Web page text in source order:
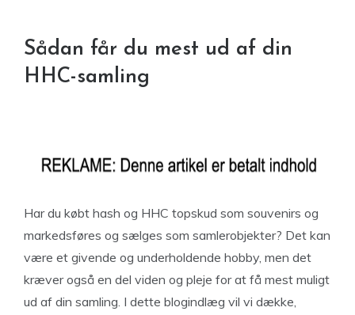
Sådan får du mest ud af din
HHC-samling
Har du købt hash og HHC topskud som souvenirs og
markedsføres og sælges som samlerobjekter? Det kan
være et givende og underholdende hobby, men det
kræver også en del viden og pleje for at få mest muligt
ud af din samling. I dette blogindlæg vil vi dække,